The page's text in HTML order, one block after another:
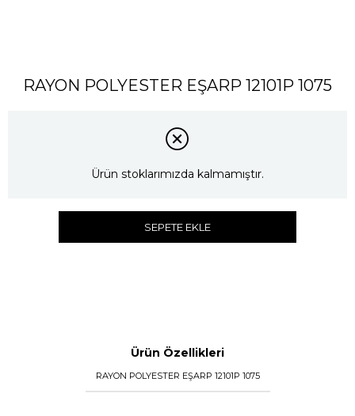
RAYON POLYESTER EŞARP 12101P 1075
Ürün stoklarımızda kalmamıştır.
SEPETE EKLE
Ürün Özellikleri
RAYON POLYESTER EŞARP 12101P 1075